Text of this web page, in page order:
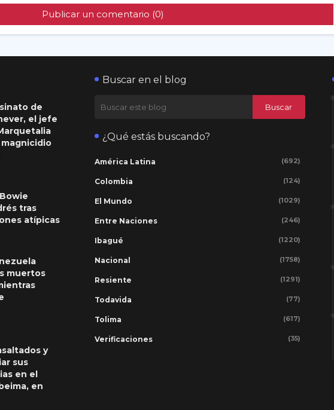
Publicar un comentario (0)
de
el jefe
tras
atípicas
muertos
y
sus
en el
en
Buscar en el blog
¿Qué estás buscando?
América Latina (692)
Colombia (124)
El Mundo (1029)
Entre Naciones (246)
Ibagué (1220)
Nacional (1758)
Resiente (1291)
Todavida (77)
Tolima (617)
Verificaciones (35)